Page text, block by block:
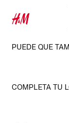
PUEDE QUE
COMPLETA TU